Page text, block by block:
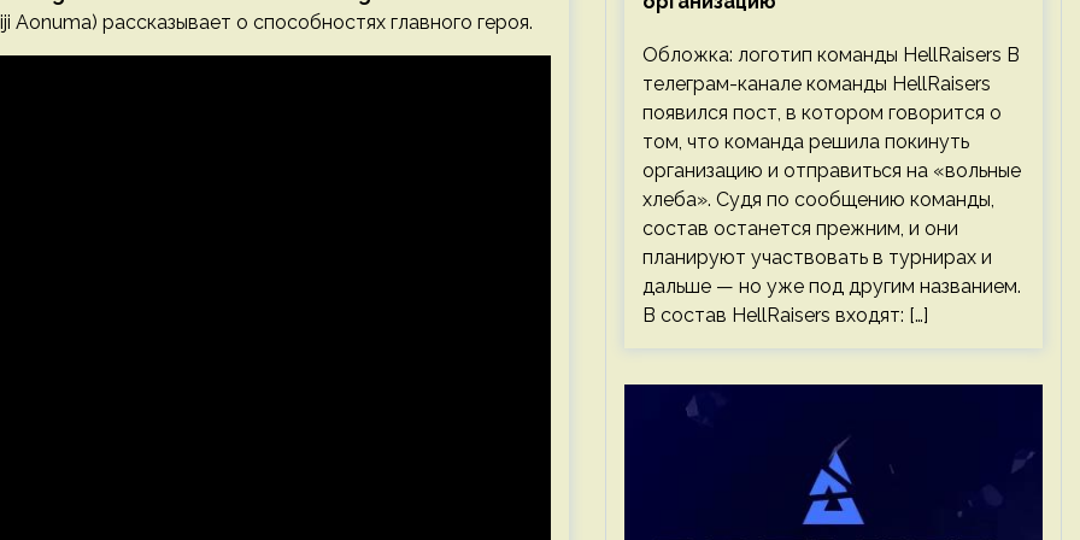
рассказывает о способностях главного героя.
Обложка: логотип команды HellRaisers В
телеграм-канале команды HellRaisers
появился пост, в котором говорится о
том, что команда решила покинуть
организацию и отправиться на «вольные
хлеба». Судя по сообщению команды,
состав останется прежним, и они
планируют участвовать в турнирах и
дальше — но уже под другим названием.
В состав HellRaisers входят: […]